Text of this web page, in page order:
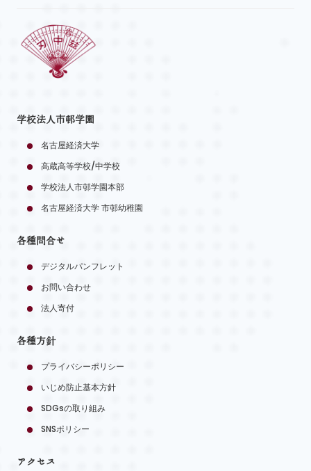
学校法人市邨学園
名古屋経済大学
高蔵高等学校/中学校
学校法人市邨学園本部
名古屋経済大学 市邨幼稚園
各種問合せ
デジタルパンフレット
お問い合わせ
法人寄付
各種方針
プライバシーポリシー
いじめ防止基本方針
SDGsの取り組み
SNSポリシー
アクセス